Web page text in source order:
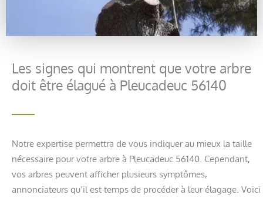
Les signes qui montrent que votre arbre
doit être élagué à Pleucadeuc 56140
Notre expertise permettra de vous indiquer au mieux la taille
nécessaire pour votre arbre à Pleucadeuc 56140. Cependant,
vos arbres peuvent afficher plusieurs symptômes,
annonciateurs qu’il est temps de procéder à leur élagage. Voici